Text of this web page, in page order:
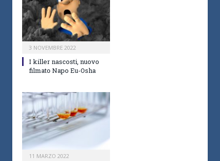
3 NOVEMBRE 2022
I killer nascosti, nuovo
filmato Napo Eu-Osha
11 MARZO 2022